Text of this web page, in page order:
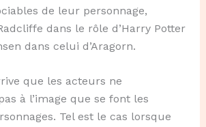
de leur personnage,
dans le rôle d’Harry Potter
dans celui d’Aragorn.
que les acteurs ne
à l’image que se font les
Tel est le cas lorsque